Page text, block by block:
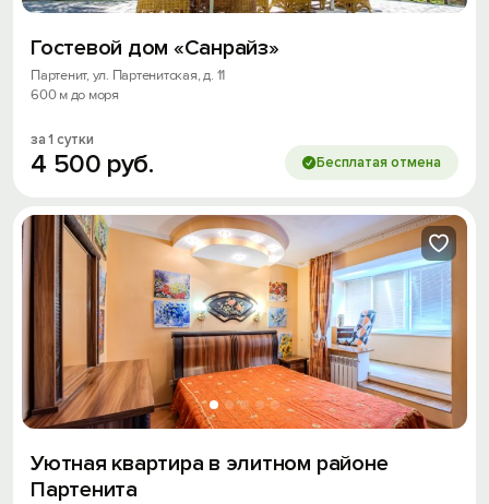
Гостевой дом «Санрайз»
Партенит, ул. Партенитская, д. 11
600 м до моря
за 1 сутки
4 500 руб. Бесплатая отмена
Уютная квартира в элитном районе
Партенита